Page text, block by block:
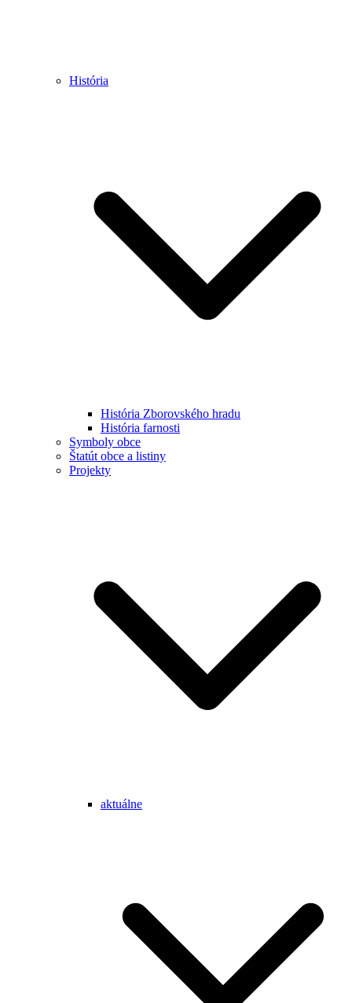
História
História Zborovského hradu
História farnosti
Symboly obce
Štatút obce a listiny
Projekty
aktuálne